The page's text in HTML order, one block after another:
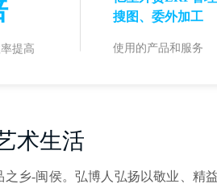
提高
搜图、委外加工
使用的产品和服务
术生活
乡-闽侯。弘博人弘扬以敬业、精